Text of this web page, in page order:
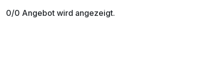
0/0 Angebot wird angezeigt.